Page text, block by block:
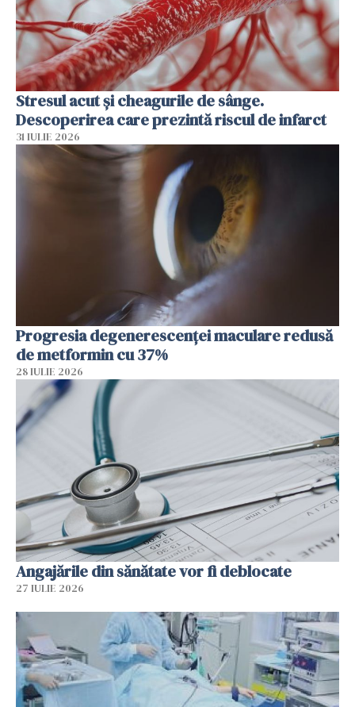
Stresul acut și cheagurile de sânge.
Descoperirea care prezintă riscul de infarct
31 IULIE 2026
Progresia degenerescenței maculare redusă
de metformin cu 37%
28 IULIE 2026
Angajările din sănătate vor fi deblocate
27 IULIE 2026